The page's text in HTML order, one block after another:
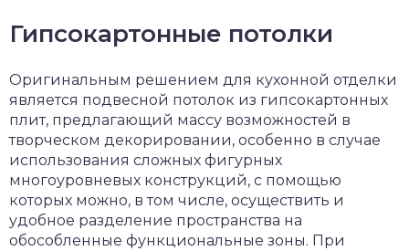
Гипсокартонные потолки
Оригинальным решением для кухонной отделки
является подвесной потолок из гипсокартонных
плит, предлагающий массу возможностей в
творческом декорировании, особенно в случае
использования сложных фигурных
многоуровневых конструкций, с помощью
которых можно, в том числе, осуществить и
удобное разделение пространства на
обособленные функциональные зоны. При